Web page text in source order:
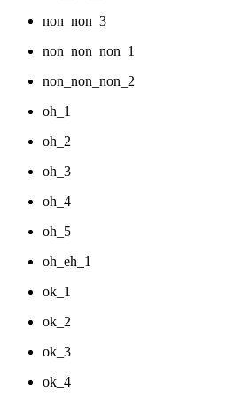
non_non_3
non_non_non_1
non_non_non_2
oh_1
oh_2
oh_3
oh_4
oh_5
oh_eh_1
ok_1
ok_2
ok_3
ok_4